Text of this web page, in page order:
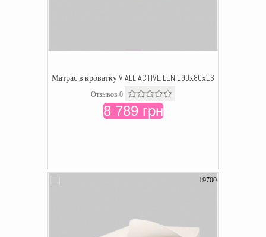
Матрас в кроватку VIALL ACTIVE LEN 190х80х16
Отзывов 0
8 789 грн
19700